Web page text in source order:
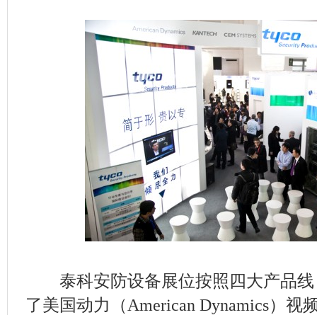
泰科安防设备展位按照四大产品线
了美国动力（American Dynamics）视